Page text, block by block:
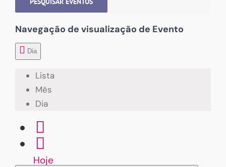
Navegação de visualização de Evento
Dia
Lista
Mês
Dia
Hoje